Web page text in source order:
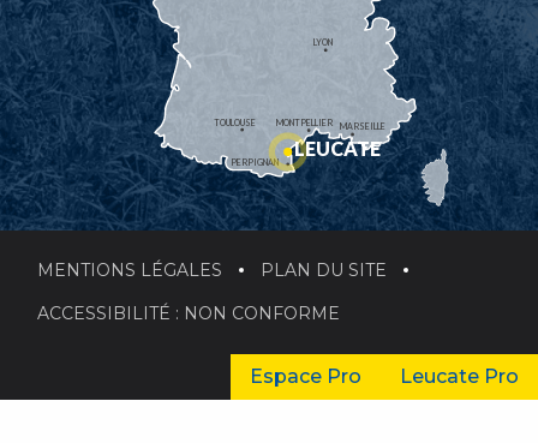
MONTPELLIER
PERPIGNAN
MARSEILLE
TOULOUSE
LYON
LEUCATE
MENTIONS LÉGALES PLAN DU SITE
ACCESSIBILITÉ : NON CONFORME
Espace Pro Leucate Pro